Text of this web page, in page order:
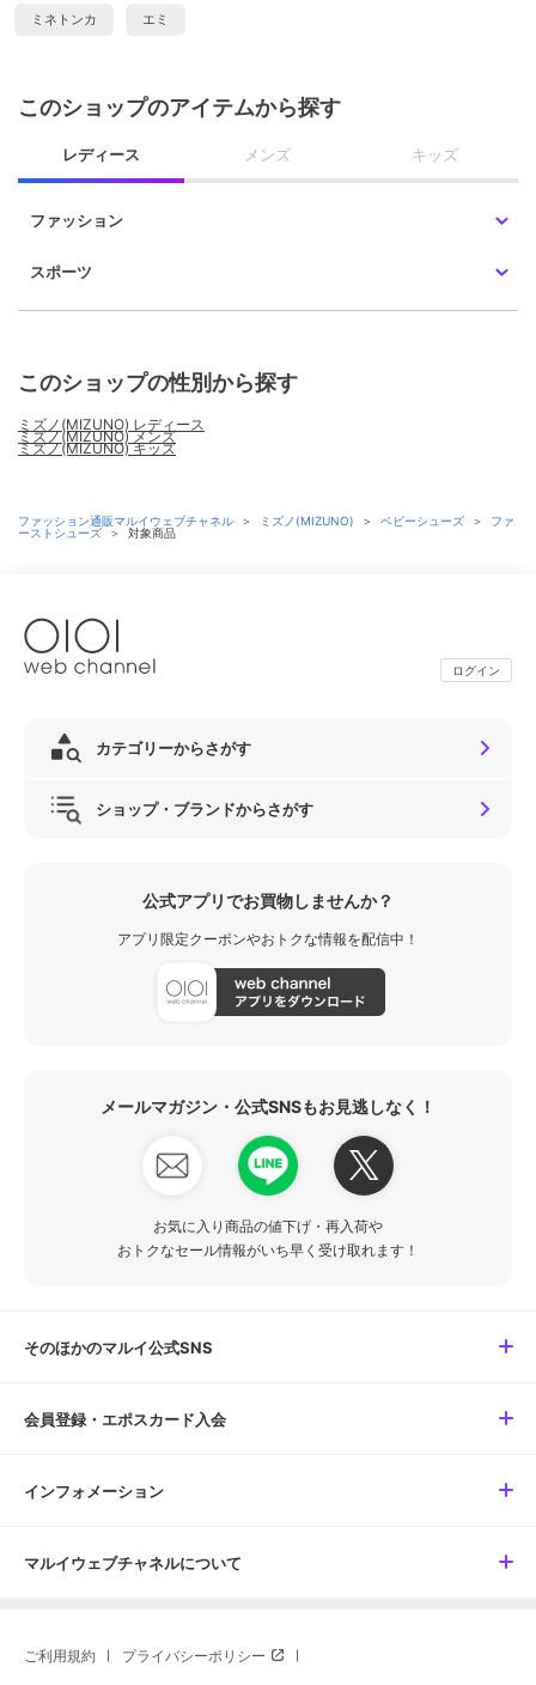
ミネトンカ エミ
このショップのアイテムから探す
レディース メンズ キッズ
ファッション
スポーツ
このショップの性別から探す
ミズノ(MIZUNO) レディース
ミズノ(MIZUNO) メンズ
ミズノ(MIZUNO) キッズ
ファッション通販マルイウェブチャネル ＞ ミズノ(MIZUNO) ＞ ベビーシューズ ＞
ファ
ーストシューズ
＞ 対象商品
ログイン
カテゴリーからさがす
ショップ・ブランドからさがす
公式アプリでお買物しませんか？
アプリ限定クーポンやおトクな情報を配信中！
メールマガジン・公式SNSもお見逃しなく！
お気に入り商品の値下げ・再入荷や
おトクなセール情報がいち早く受け取れます！
そのほかのマルイ公式SNS
会員登録・エポスカード入会
インフォメーション
マルイウェブチャネルについて
ご利用規約 プライバシーポリシー